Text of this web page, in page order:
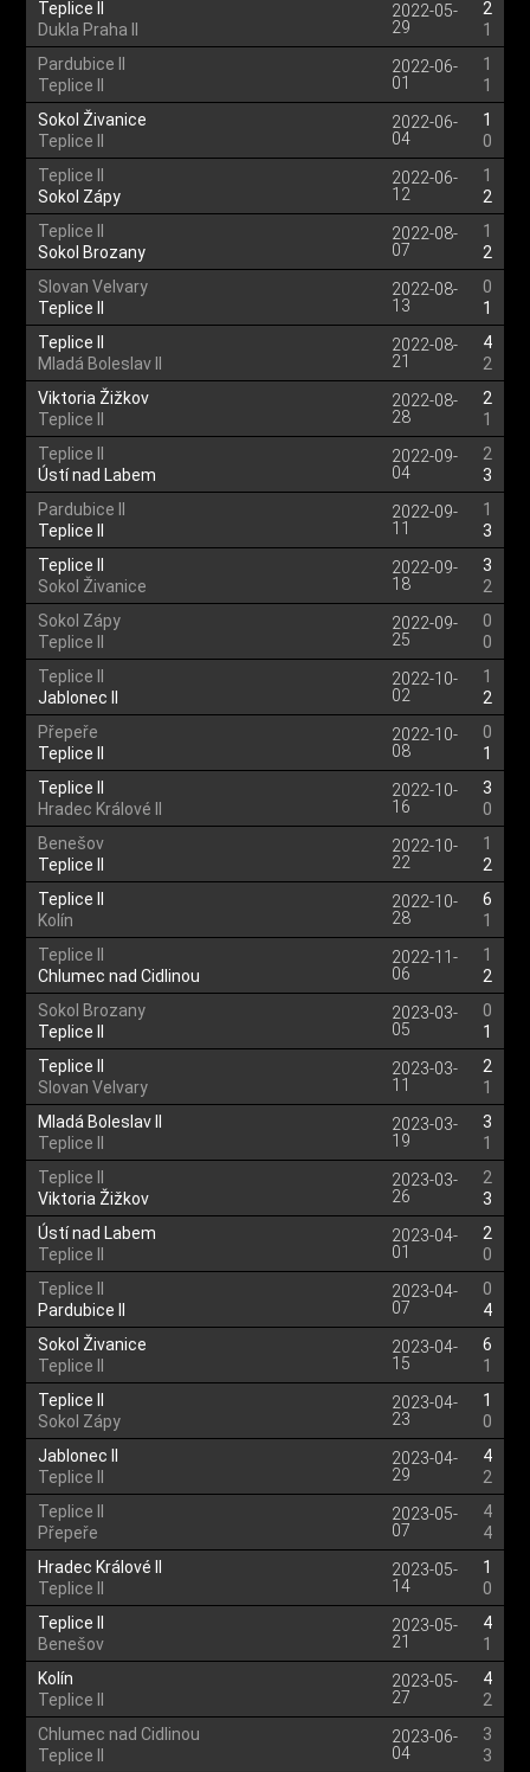
Teplice II
Dukla Praha II
2022-05-
29
2
1
Pardubice II
Teplice II
2022-06-
01
1
1
Sokol Živanice
Teplice II
2022-06-
04
1
0
Teplice II
Sokol Zápy
2022-06-
12
1
2
Teplice II
Sokol Brozany
2022-08-
07
1
2
Slovan Velvary
Teplice II
2022-08-
13
0
1
Teplice II
Mladá Boleslav II
2022-08-
21
4
2
Viktoria Žižkov
Teplice II
2022-08-
28
2
1
Teplice II
Ústí nad Labem
2022-09-
04
2
3
Pardubice II
Teplice II
2022-09-
11
1
3
Teplice II
Sokol Živanice
2022-09-
18
3
2
Sokol Zápy
Teplice II
2022-09-
25
0
0
Teplice II
Jablonec II
2022-10-
02
1
2
Přepeře
Teplice II
2022-10-
08
0
1
Teplice II
Hradec Králové II
2022-10-
16
3
0
Benešov
Teplice II
2022-10-
22
1
2
Teplice II
Kolín
2022-10-
28
6
1
Teplice II
Chlumec nad Cidlinou
2022-11-
06
1
2
Sokol Brozany
Teplice II
2023-03-
05
0
1
Teplice II
Slovan Velvary
2023-03-
11
2
1
Mladá Boleslav II
Teplice II
2023-03-
19
3
1
Teplice II
Viktoria Žižkov
2023-03-
26
2
3
Ústí nad Labem
Teplice II
2023-04-
01
2
0
Teplice II
Pardubice II
2023-04-
07
0
4
Sokol Živanice
Teplice II
2023-04-
15
6
1
Teplice II
Sokol Zápy
2023-04-
23
1
0
Jablonec II
Teplice II
2023-04-
29
4
2
Teplice II
Přepeře
2023-05-
07
4
4
Hradec Králové II
Teplice II
2023-05-
14
1
0
Teplice II
Benešov
2023-05-
21
4
1
Kolín
Teplice II
2023-05-
27
4
2
Chlumec nad Cidlinou
Teplice II
2023-06-
04
3
3